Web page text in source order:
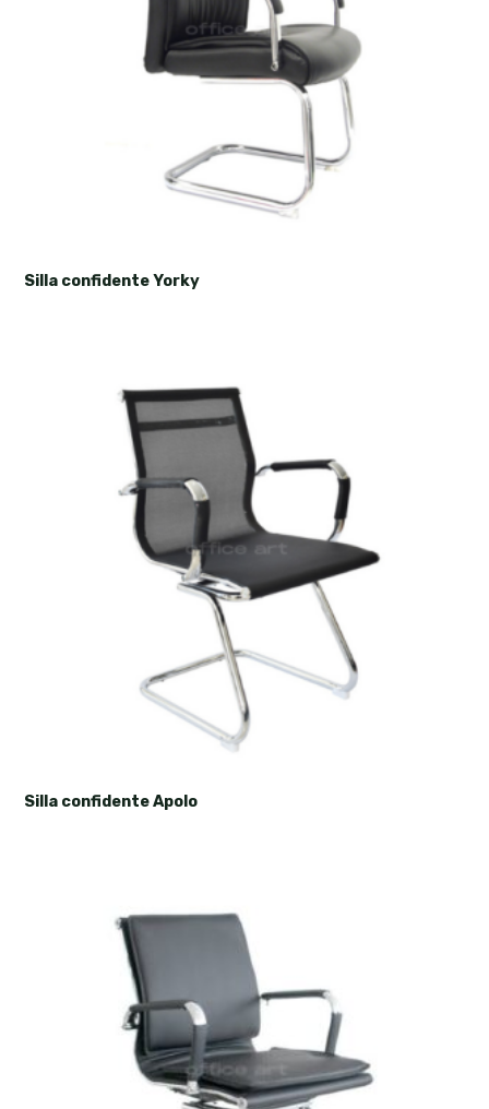
Silla confidente Yorky
Silla confidente Apolo